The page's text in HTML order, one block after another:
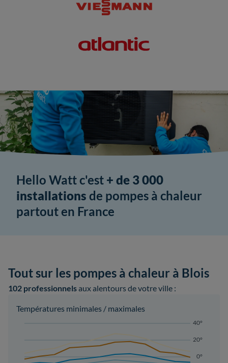
Hello Watt c'est + de 3 000
installations de pompes à chaleur
partout en France
Tout sur les pompes à chaleur à Blois
102 professionnelsaux alentours de votre ville :
Températures minimales / maximales
0°
20°
40°